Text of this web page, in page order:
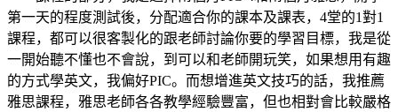
第一天的程度測試後，分配適合你的課本及課表，4堂的1對1
課程，都可以很客製化的跟老師討論你要的學習目標，我是從
一開始聽不懂也不會說，到可以和老師開玩笑，如果想用有趣
的方式學英文，我偏好PIC。而想增進英文技巧的話，我推薦
雅思課程，雅思老師各各教學經驗豐富，但也相對會比較嚴格